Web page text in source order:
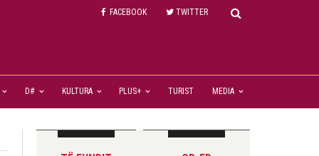
FACEBOOK TWITTER
D# KULTURA PLUS+ TURIST MEDIA